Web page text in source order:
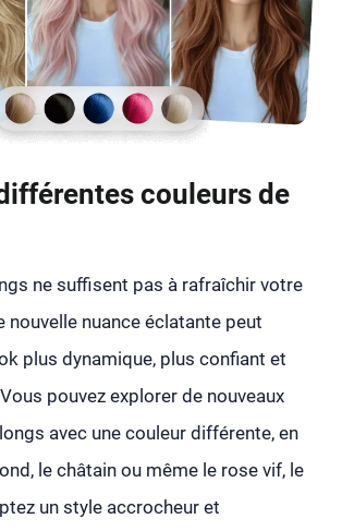
couleurs de
ne suffisent pas à rafraîchir votre
nouvelle nuance éclatante peut
plus dynamique, plus confiant et
pouvez explorer de nouveaux
avec une couleur différente, en
le châtain ou même le rose vif, le
un style accrocheur et